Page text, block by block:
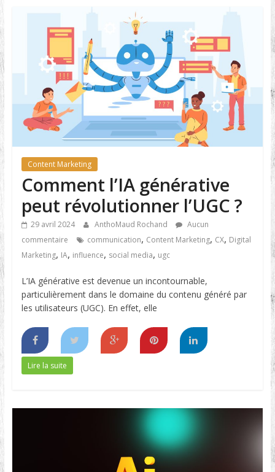
Content Marketing
Comment l’IA générative
peut révolutionner l’UGC ?
29 avril 2024 AnthoMaud Rochand
Aucun
commentaire
communication, Content Marketing, CX, Digital
Marketing, IA, influence, social media, ugc
L’IA générative est devenue un incontournable,
particulièrement dans le domaine du contenu généré par
les utilisateurs (UGC). En effet, elle
Lire la suite